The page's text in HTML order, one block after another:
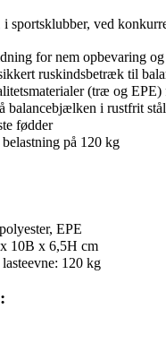
sportsklubber, ved
for nem opbevaring
ruskindsbetræk til
(træ og EPE)
balancebjælken i rustfrit stål
fødder
på 120 kg
EPE
10B x 6,5H cm
120 kg